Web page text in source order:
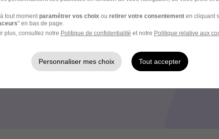
peuvent varier selon l'offre à laquelle vous postulez.
2 ans d'études à l'école d'enseignement technique de
de financer les études en échange du service militaire
tout moment paramétrer vos choix ou retirer votre consentementen cliquant
" en bas de page.
plus, consultez notre Politique de confidentialité et notre Politique relative aux
Personnaliser mes choix Tout accepter